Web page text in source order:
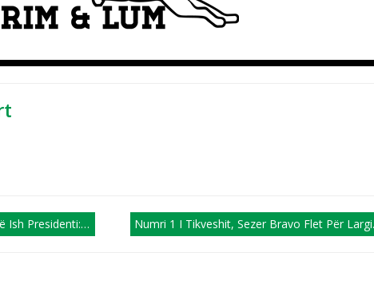
Shifrën E 2.5 Mln Eurove! Numri 1 I Tikveshit, Sezer Bravo Flet Për Largimet, Transferimet E Reja Si Dhe Për Objektivat!